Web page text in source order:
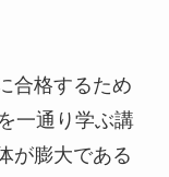
合格するため
一通り学ぶ講
が膨大である